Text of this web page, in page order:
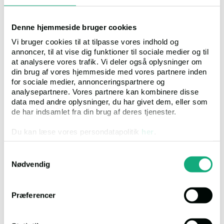
Denne hjemmeside bruger cookies
Vi bruger cookies til at tilpasse vores indhold og
annoncer, til at vise dig funktioner til sociale medier og til
at analysere vores trafik. Vi deler også oplysninger om
din brug af vores hjemmeside med vores partnere inden
for sociale medier, annonceringspartnere og
analysepartnere. Vores partnere kan kombinere disse
data med andre oplysninger, du har givet dem, eller som
de har indsamlet fra din brug af deres tjenester.
Du kan læse vores persondatapolitik her
Nødvendig
Præferencer
Mail
foged.hol@domstol.dk
Timer
Mandag-fredag 8.30-15.00
Link til ejendommen
Ejendommen kan besigtiges den 5. august 2026 kl. 14.00 efter
forudgående tilmelding til Advokathuset Funch og Nielsen, tlf.
inden kl. 12. Er der ingen tilmeldte, vil der ikke være nogen
fremvisning.